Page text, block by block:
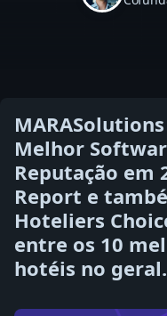
Melhor
Reputação em
Report e
Hoteliers
entre os 10
hotéis no geral.